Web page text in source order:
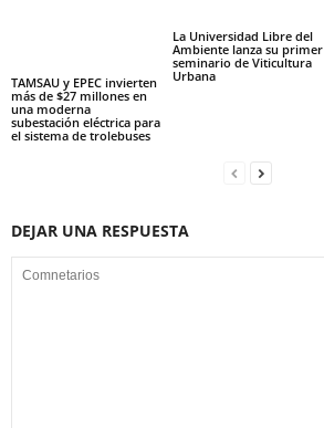
TAMSAU y EPEC invierten
más de $27 millones en
una moderna
subestación eléctrica para
el sistema de trolebuses
La Universidad Libre del
Ambiente lanza su primer
seminario de Viticultura
Urbana
DEJAR UNA RESPUESTA